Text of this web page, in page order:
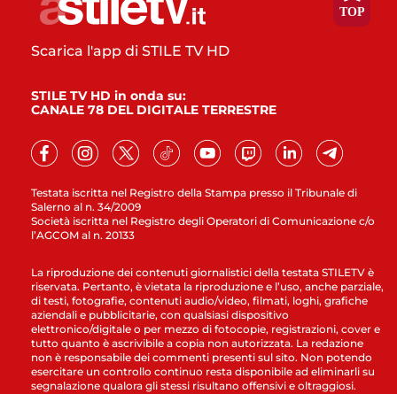
Testata iscritta nel Registro della Stampa presso il Tribunale di
Salerno al n. 34/2009
Società iscritta nel Registro degli Operatori di Comunicazione c/o
l’AGCOM al n. 20133
Scarica l'app di STILE TV HD
STILE TV HD in onda su:
CANALE 78 DEL DIGITALE TERRESTRE
La riproduzione dei contenuti giornalistici della testata STILETV è
riservata. Pertanto, è vietata la riproduzione e l’uso, anche parziale,
di testi, fotografie, contenuti audio/video, filmati, loghi, grafiche
aziendali e pubblicitarie, con qualsiasi dispositivo
elettronico/digitale o per mezzo di fotocopie, registrazioni, cover e
tutto quanto è ascrivibile a copia non autorizzata. La redazione
non è responsabile dei commenti presenti sul sito. Non potendo
esercitare un controllo continuo resta disponibile ad eliminarli su
segnalazione qualora gli stessi risultano offensivi e oltraggiosi.